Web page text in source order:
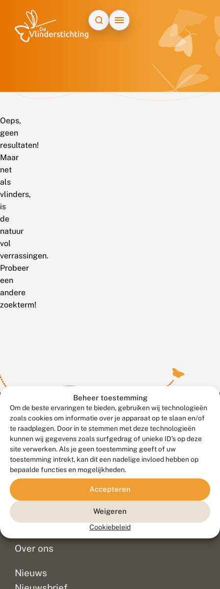
Beheer toestemming
Om de beste ervaringen te bieden, gebruiken wij technologieën
zoals cookies om informatie over je apparaat op te slaan en/of
te raadplegen. Door in te stemmen met deze technologieën
kunnen wij gegevens zoals surfgedrag of unieke ID's op deze
site verwerken. Als je geen toestemming geeft of uw
toestemming intrekt, kan dit een nadelige invloed hebben op
bepaalde functies en mogelijkheden.
Accepteren
Weigeren
Cookiebeleid
Oeps,
geen
resultaten!
Maar
net
als
vlinders,
is
de
natuur
vol
verrassingen.
Probeer
een
andere
zoekterm!
Contact
Veelgestelde vragen
Doneer
Over ons
Nieuws
Meld waarnemingen© 2026 Vlinderstichting
Duurzaam ontwikkeld door
Go2People
, ontworpen door
Blue Field Agency
Privacy
Disclaimer
Sitemap